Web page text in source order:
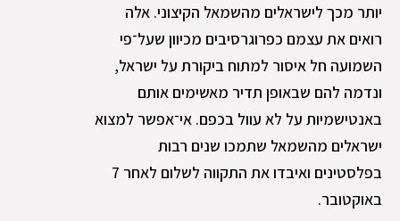
יותר מכך לישראלים מהשמאל הקיצוני. אלה
רואים את עצמם כפרוגרסיבים מכיוון שעל־פי
השמועה חל איסור למתוח ביקורת על ישראל,
ונדמה להם שבאופן תדיר מאשימים אותם
באנטישמיות על לא עוול בכפם. אי־אפשר למצוא
ישראלים מהשמאל שתמכו שנים רבות
בפלסטינים ואיבדו את התקווה לשלום לאחר 7
באוקטובר.